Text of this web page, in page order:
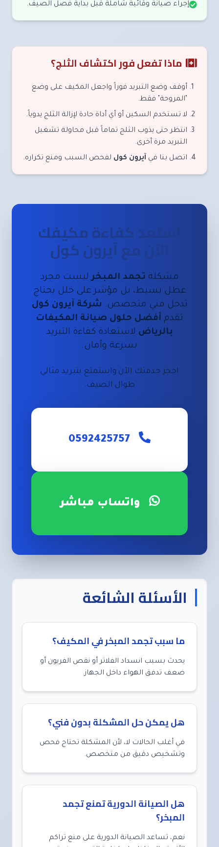
إجراء صيانة وقائية شاملة قبل بداية فصل الصيف.
ماذا تفعل فور اكتشاف الثلج؟
أوقف وضع التبريد فوراً واجعل المكيف على وضع
"المروحة" فقط.
لا تستخدم السكين أو أي أداة حادة لإزالة الثلج يدوياً.
انتظر حتى يذوب الثلج تماماً قبل محاولة تشغيل
التبريد مرة أخرى.
اتصل بنا في آيرون كول لفحص السبب ومنع تكراره.
استعد كفاءة مكيفك
الآن مع آيرون كول
مشكلة تجمد المبخرليست مجرد
عطل بسيط، بل مؤشر على خلل يحتاج
تدخل فني متخصص. شركة آيرون كول
تقدم أفضل حلول صيانة المكيفات
بالرياض لاستعادة كفاءة التبريد
بسرعة وأمان.
احجز خدمتك الآن واستمتع بتبريد مثالي
طوال الصيف.
واتساب مباشر
الأسئلة الشائعة
ما سبب تجمد المبخر في المكيف؟
يحدث بسبب انسداد الفلاتر أو نقص الفريون أو
ضعف تدفق الهواء داخل الجهاز.
هل يمكن حل المشكلة بدون فني؟
في أغلب الحالات لا، لأن المشكلة تحتاج فحص
وتشخيص دقيق من متخصص.
هل الصيانة الدورية تمنع تجمد
المبخر؟
نعم، تساعد الصيانة الدورية على منع تراكم